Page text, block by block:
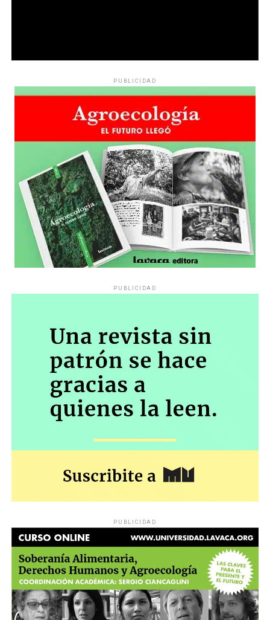
PUBLICIDAD
PUBLICIDAD
PUBLICIDAD